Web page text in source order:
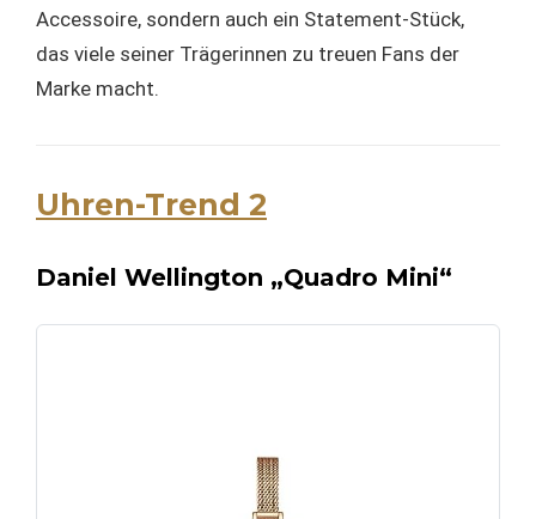
Accessoire, sondern auch ein Statement-Stück,
das viele seiner Trägerinnen zu treuen Fans der
Marke macht.
Uhren-Trend 2
Daniel Wellington „Quadro Mini“